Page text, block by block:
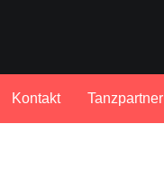
Kontakt Tanzpartner